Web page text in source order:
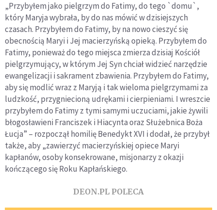
„Przybyłem jako pielgrzym do Fatimy, do tego `domu`,
który Maryja wybrała, by do nas mówić w dzisiejszych
czasach. Przybyłem do Fatimy, by na nowo cieszyć się
obecnością Maryi i Jej macierzyńską opieką. Przybyłem do
Fatimy, ponieważ do tego miejsca zmierza dzisiaj Kościół
pielgrzymujący, w którym Jej Syn chciał widzieć narzędzie
ewangelizacji i sakrament zbawienia. Przybyłem do Fatimy,
aby się modlić wraz z Maryją i tak wieloma pielgrzymami za
ludzkość, przygniecioną udrękami i cierpieniami. I wreszcie
przybyłem do Fatimy z tymi samymi uczuciami, jakie żywili
błogosławieni Franciszek i Hiacynta oraz Służebnica Boża
Łucja” – rozpoczął homilię Benedykt XVI i dodał, że przybył
także, aby „zawierzyć macierzyńskiej opiece Maryi
kapłanów, osoby konsekrowane, misjonarzy z okazji
kończącego się Roku Kapłańskiego.
DEON.PL POLECA